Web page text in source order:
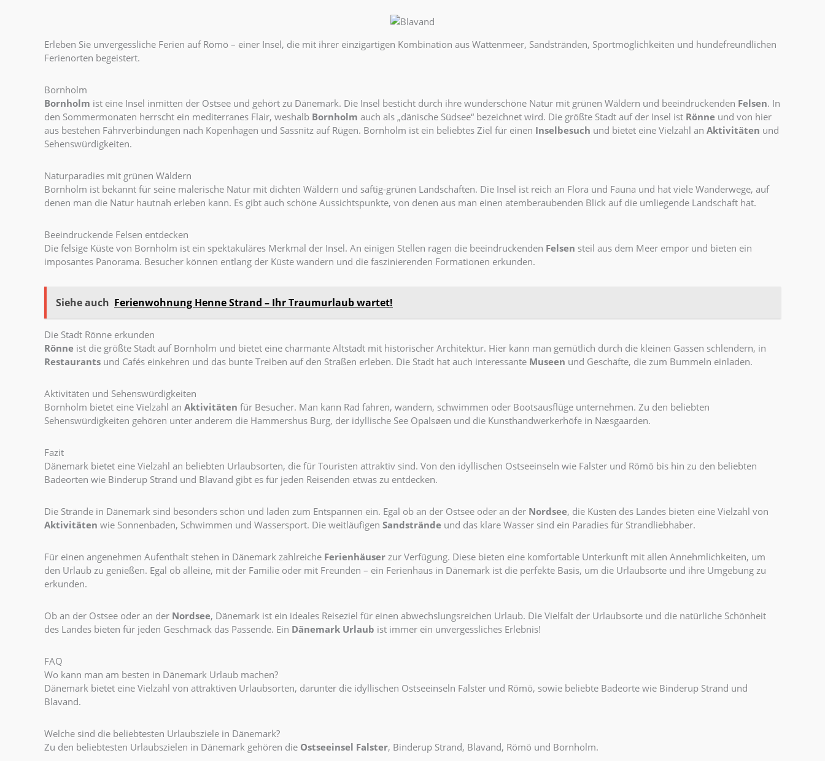
Erleben Sie unvergessliche Ferien auf Römö – einer Insel, die mit ihrer einzigartigen Kombination aus Wattenmeer, Sandstränden, Sportmöglichkeiten und hundefreundlichen
Ferienorten begeistert.
Bornholm
Bornholm ist eine Insel inmitten der Ostsee und gehört zu Dänemark. Die Insel besticht durch ihre wunderschöne Natur mit grünen Wäldern und beeindruckenden Felsen. In
den Sommermonaten herrscht ein mediterranes Flair, weshalb Bornholm auch als „dänische Südsee“ bezeichnet wird. Die größte Stadt auf der Insel ist Rönne und von hier
aus bestehen Fährverbindungen nach Kopenhagen und Sassnitz auf Rügen. Bornholm ist ein beliebtes Ziel für einen Inselbesuch und bietet eine Vielzahl an Aktivitäten und
Sehenswürdigkeiten.
Naturparadies mit grünen Wäldern
Bornholm ist bekannt für seine malerische Natur mit dichten Wäldern und saftig-grünen Landschaften. Die Insel ist reich an Flora und Fauna und hat viele Wanderwege, auf
denen man die Natur hautnah erleben kann. Es gibt auch schöne Aussichtspunkte, von denen aus man einen atemberaubenden Blick auf die umliegende Landschaft hat.
Beeindruckende Felsen entdecken
Die felsige Küste von Bornholm ist ein spektakuläres Merkmal der Insel. An einigen Stellen ragen die beeindruckenden Felsen steil aus dem Meer empor und bieten ein
imposantes Panorama. Besucher können entlang der Küste wandern und die faszinierenden Formationen erkunden.
Siehe auch Ferienwohnung Henne Strand – Ihr Traumurlaub wartet!
Die Stadt Rönne erkunden
Rönne ist die größte Stadt auf Bornholm und bietet eine charmante Altstadt mit historischer Architektur. Hier kann man gemütlich durch die kleinen Gassen schlendern, in
Restaurants und Cafés einkehren und das bunte Treiben auf den Straßen erleben. Die Stadt hat auch interessante Museen und Geschäfte, die zum Bummeln einladen.
Aktivitäten und Sehenswürdigkeiten
Bornholm bietet eine Vielzahl an Aktivitäten für Besucher. Man kann Rad fahren, wandern, schwimmen oder Bootsausflüge unternehmen. Zu den beliebten
Sehenswürdigkeiten gehören unter anderem die Hammershus Burg, der idyllische See Opalsøen und die Kunsthandwerkerhöfe in Næsgaarden.
Fazit
Dänemark bietet eine Vielzahl an beliebten Urlaubsorten, die für Touristen attraktiv sind. Von den idyllischen Ostseeinseln wie Falster und Römö bis hin zu den beliebten
Badeorten wie Binderup Strand und Blavand gibt es für jeden Reisenden etwas zu entdecken.
Die Strände in Dänemark sind besonders schön und laden zum Entspannen ein. Egal ob an der Ostsee oder an der Nordsee, die Küsten des Landes bieten eine Vielzahl von
Aktivitäten wie Sonnenbaden, Schwimmen und Wassersport. Die weitläufigen Sandstrände und das klare Wasser sind ein Paradies für Strandliebhaber.
Für einen angenehmen Aufenthalt stehen in Dänemark zahlreiche Ferienhäuser zur Verfügung. Diese bieten eine komfortable Unterkunft mit allen Annehmlichkeiten, um
den Urlaub zu genießen. Egal ob alleine, mit der Familie oder mit Freunden – ein Ferienhaus in Dänemark ist die perfekte Basis, um die Urlaubsorte und ihre Umgebung zu
erkunden.
Ob an der Ostsee oder an der Nordsee, Dänemark ist ein ideales Reiseziel für einen abwechslungsreichen Urlaub. Die Vielfalt der Urlaubsorte und die natürliche Schönheit
des Landes bieten für jeden Geschmack das Passende. Ein Dänemark Urlaub ist immer ein unvergessliches Erlebnis!
FAQ
Wo kann man am besten in Dänemark Urlaub machen?
Dänemark bietet eine Vielzahl von attraktiven Urlaubsorten, darunter die idyllischen Ostseeinseln Falster und Römö, sowie beliebte Badeorte wie Binderup Strand und
Blavand.
Welche sind die beliebtesten Urlaubsziele in Dänemark?
Zu den beliebtesten Urlaubszielen in Dänemark gehören die Ostseeinsel Falster, Binderup Strand, Blavand, Römö und Bornholm.